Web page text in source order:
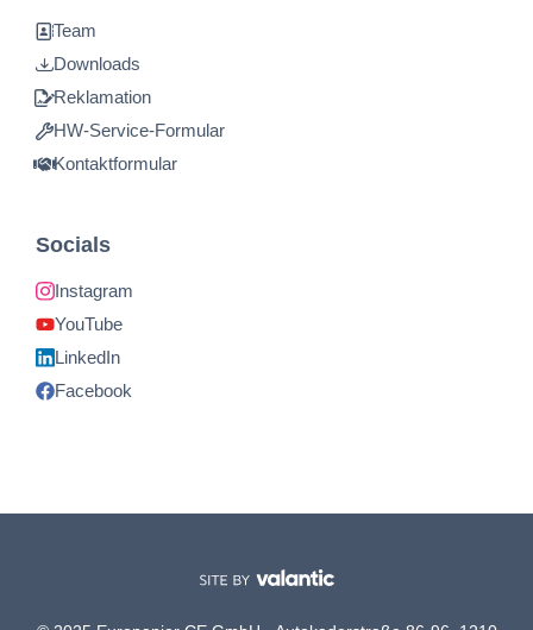
Team
Downloads
Reklamation
HW-Service-Formular
Kontaktformular
Socials
Instagram
YouTube
LinkedIn
Facebook